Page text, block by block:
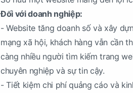
Đối với doanh nghiệp:
- Website tăng doanh số và xây
mạng xã hội, khách hàng vẫn cần
càng nhiều người tìm kiếm trang
chuyên nghiệp và sự tin cậy.
- Tiết kiệm chi phí quảng cáo và